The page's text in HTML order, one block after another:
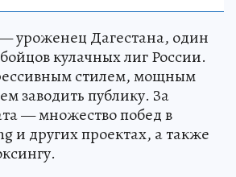
уроженец Дагестана, один
кулачных лиг России.
стилем, мощным
заводить публику. За
— множество побед в
и других проектах, а также